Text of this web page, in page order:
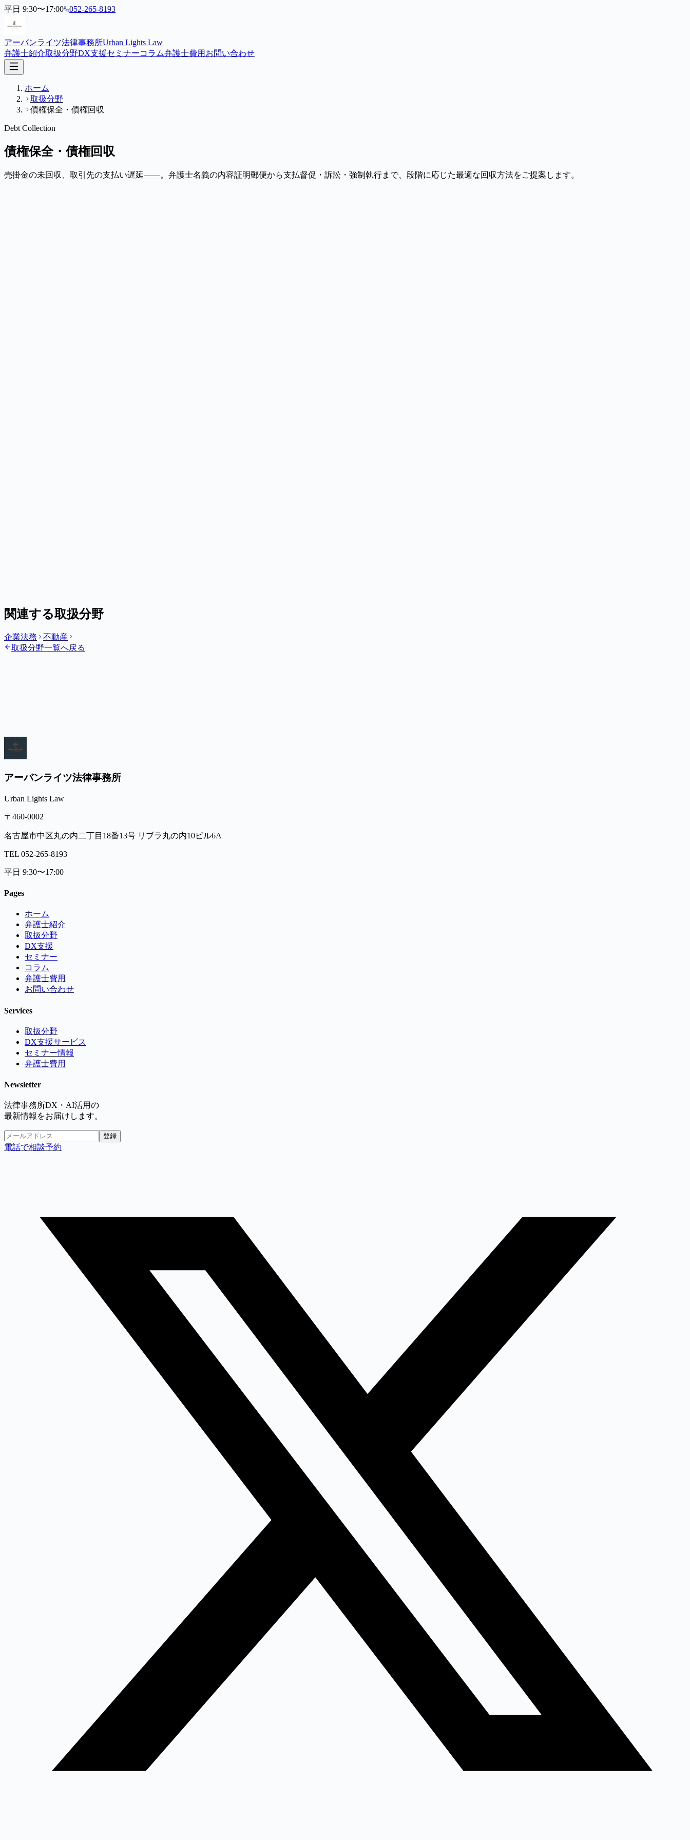
平日 9:30〜17:00 052-265-8193
アーバンライツ法律事務所Urban Lights Law
弁護士紹介取扱分野DX支援セミナーコラム弁護士費用 お問い合わせ
ホーム
取扱分野
債権保全・債権回収
Debt Collection
債権保全・債権回収
売掛金の未回収、取引先の支払い遅延——。弁護士名義の内容証明郵便から支払督促・訴訟・強制執行まで、段階に応じた最適な回収方法をご提案します。
関連する取扱分野
企業法務
不動産
取扱分野一覧へ戻る
アーバンライツ法律事務所
Urban Lights Law
〒460-0002
名古屋市中区丸の内二丁目18番13号 リブラ丸の内10ビル6A
TEL 052-265-8193
平日 9:30〜17:00
Pages
ホーム
弁護士紹介
取扱分野
DX支援
セミナー
コラム
弁護士費用
お問い合わせ
Services
取扱分野
DX支援サービス
セミナー情報
弁護士費用
Newsletter
法律事務所DX・AI活用の
最新情報をお届けします。
登録
電話で相談予約